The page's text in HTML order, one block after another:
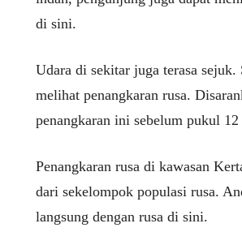
di sini.
Udara di sekitar juga terasa
melihat penangkaran rusa.
penangkaran ini sebelum pukul 12
Penangkaran rusa di kawasan
dari sekelompok populasi rusa.
langsung dengan rusa di sini.